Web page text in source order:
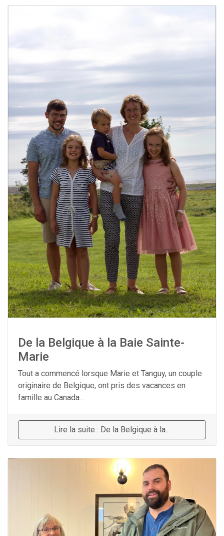
De la Belgique à la Baie Sainte-
Marie
Tout a commencé lorsque Marie et Tanguy, un couple
originaire de Belgique, ont pris des vacances en
famille au Canada...
Lire la suite : De la Belgique à la...